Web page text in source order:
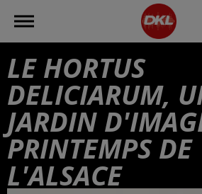
LE HORTUS
DELICIARUM,
JARDIN
PRINTEMPS DE
L'ALSACE